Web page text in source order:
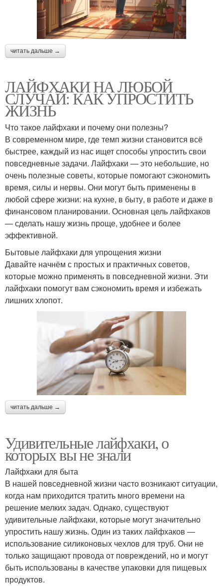
читать дальше →
ЛАЙФХАКИ НА ЛЮБОЙ
СЛУЧАЙ: КАК УПРОСТИТЬ
ЖИЗНЬ
Что такое лайфхаки и почему они полезны?
В современном мире, где темп жизни становится всё
быстрее, каждый из нас ищет способы упростить свои
повседневные задачи. Лайфхаки — это небольшие, но
очень полезные советы, которые помогают сэкономить
время, силы и нервы. Они могут быть применены в
любой сфере жизни: на кухне, в быту, в работе и даже в
финансовом планировании. Основная цель лайфхаков
— сделать нашу жизнь проще, удобнее и более
эффективной.
Бытовые лайфхаки для упрощения жизни
Давайте начнём с простых и практичных советов,
которые можно применять в повседневной жизни. Эти
лайфхаки помогут вам сэкономить время и избежать
лишних хлопот.
читать дальше →
Удивительные лайфхаки, о
которых вы не знали
Лайфхаки для быта
В нашей повседневной жизни часто возникают ситуации,
когда нам приходится тратить много времени на
решение мелких задач. Однако, существуют
удивительные лайфхаки, которые могут значительно
упростить нашу жизнь. Один из таких лайфхаков —
использование силиконовых чехлов для труб. Они не
только защищают провода от повреждений, но и могут
быть использованы в качестве упаковки для пищевых
продуктов.